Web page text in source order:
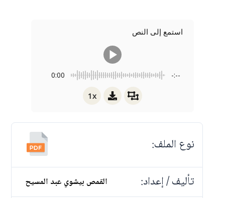
استمع إلى النص
0:00 -:--
1x
نوع الملف:
تأليف / إعداد:
القمص بيشوي عبد المسيح